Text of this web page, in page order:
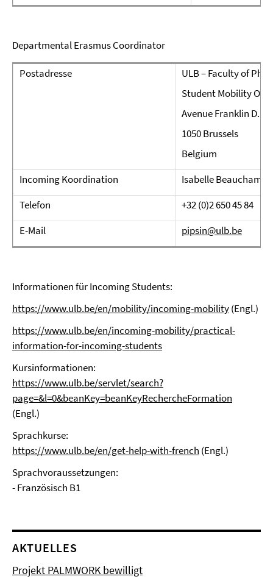
Departmental Erasmus Coordinator
Postadresse
ULB – Faculty of
Student Mobility
Avenue Franklin D.
1050 Brussels
Belgium
Incoming Koordination
Isabelle Beauchamp
Telefon
+32 (0)2 650 45 84
E-Mail
pipsin@ulb.be
Informationen für Incoming Students:
https://www.ulb.be/en/mobility/incoming-mobility(Engl.)
https://www.ulb.be/en/incoming-mobility/practical-
information-for-incoming-students
Kursinformationen:
https://www.ulb.be/servlet/search?
page=&l=0&beanKey=beanKeyRechercheFormation
(Engl.)
Sprachkurse:
https://www.ulb.be/en/get-help-with-french (Engl.)
Sprachvoraussetzungen:
- Französisch B1
AKTUELLES
Projekt PALMWORK bewilligt